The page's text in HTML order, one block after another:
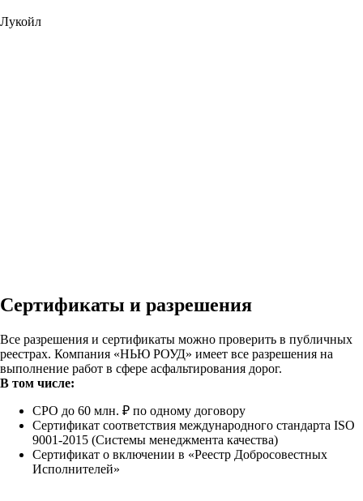
Лукойл
Сертификаты и разрешения
Все разрешения и сертификаты можно проверить в публичных
реестрах. Компания «НЬЮ РОУД» имеет все разрешения на
выполнение работ в сфере асфальтирования дорог.
В том числе:
СРО до 60 млн. ₽ по одному договору
Сертификат соответствия международного стандарта ISO
9001-2015 (Системы менеджмента качества)
Сертификат о включении в «Реестр Добросовестных
Исполнителей»